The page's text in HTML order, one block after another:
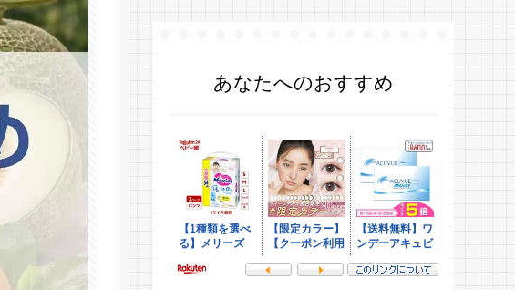
あなたへのおすすめ